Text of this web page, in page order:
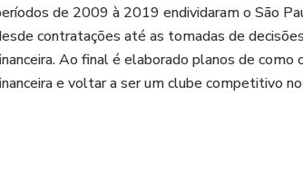
de 2009 à 2019 endividaram o São
contratações até as tomadas de
Ao final é elaborado planos de como
e voltar a ser um clube competitivo